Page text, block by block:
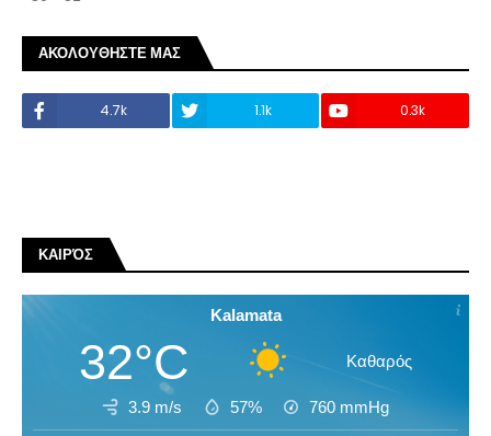
ΑΚΟΛΟΥΘΗΣΤΕ ΜΑΣ
4.7k 1.1k 0.3k
ΚΑΙΡΌΣ
Kalamata
32°C Καθαρός
3.9 m/s 57% 760 mmHg